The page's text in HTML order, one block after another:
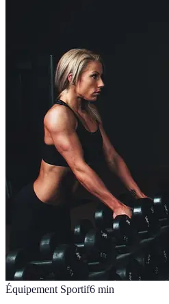
Équipement Sportif6 min